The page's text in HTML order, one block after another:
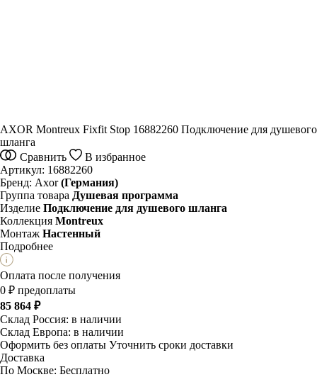
AXOR Montreux Fixfit Stop 16882260 Подключение для душевого
шланга
Сравнить
В избранное
Артикул: 16882260
Бренд: Axor (Германия)
Группа товара Душевая программа
Изделие Подключение для душевого шланга
Коллекция Montreux
Монтаж Настенный
Подробнее
Оплата после получения
0 ₽ предоплаты
85 864 ₽
Склад Россия: в наличии
Склад Европа: в наличии
Оформить без оплаты Уточнить сроки доставки
Доставка
По Москве: Бесплатно